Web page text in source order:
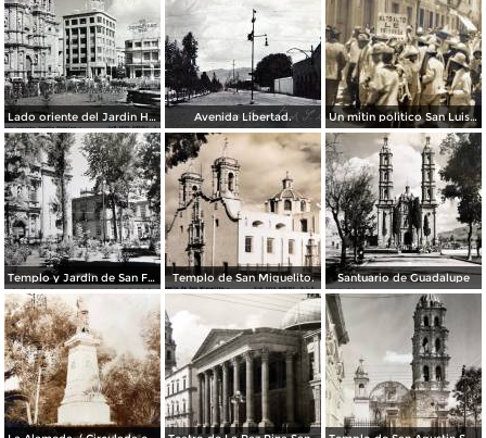
Lado oriente del Jardin Hidalgo. ( Circulada el 12 de Julio de 1957 ). Avenida Libertad. Un mitin politico San Luis Potosí 8 de Mayo de 1921
Templo y Jardin de San Francisco. Templo de San Miguelito. Santuario de Guadalupe